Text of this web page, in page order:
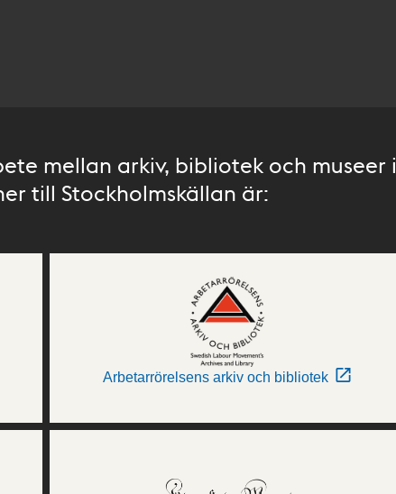
mellan arkiv, bibliotek och museer i
till Stockholmskällan är:
Arbetarrörelsens arkiv och bibliotek